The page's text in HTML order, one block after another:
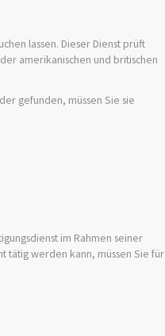
lassen. Dieser Dienst prüft
amerikanischen und britischen
gefunden, müssen Sie sie
im Rahmen seiner
tätig werden kann, müssen Sie für